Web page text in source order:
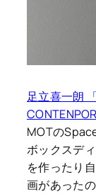
足立喜一朗
MOTの
ボックスデ
を作ったり
画があった